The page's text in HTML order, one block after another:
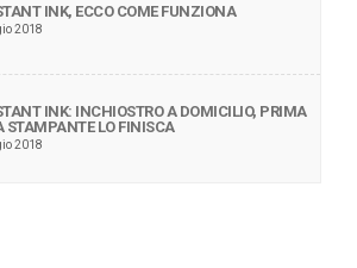
INK, ECCO COME FUNZIONA
2018
INK: INCHIOSTRO A DOMICILIO, PRIMA
STAMPANTE LO FINISCA
2018